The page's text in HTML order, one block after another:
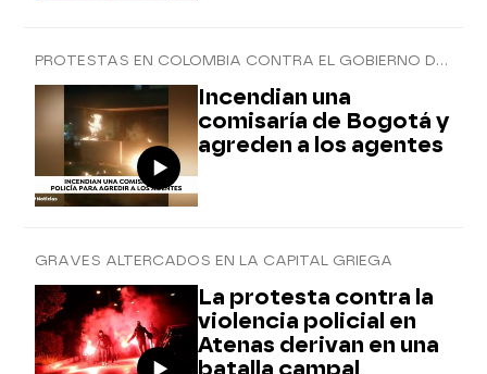
PROTESTAS EN COLOMBIA CONTRA EL GOBIERNO DE IVÁN DUQUE
Incendian una
comisaría de Bogotá y
agreden a los agentes
GRAVES ALTERCADOS EN LA CAPITAL GRIEGA
La protesta contra la
violencia policial en
Atenas derivan en una